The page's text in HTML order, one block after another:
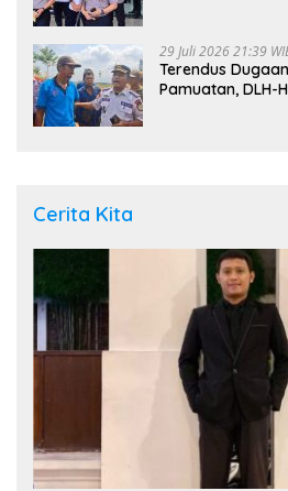
29 Juli 2026 21:39
Terendus
Pamuatan, DLH-
Cerita Kita